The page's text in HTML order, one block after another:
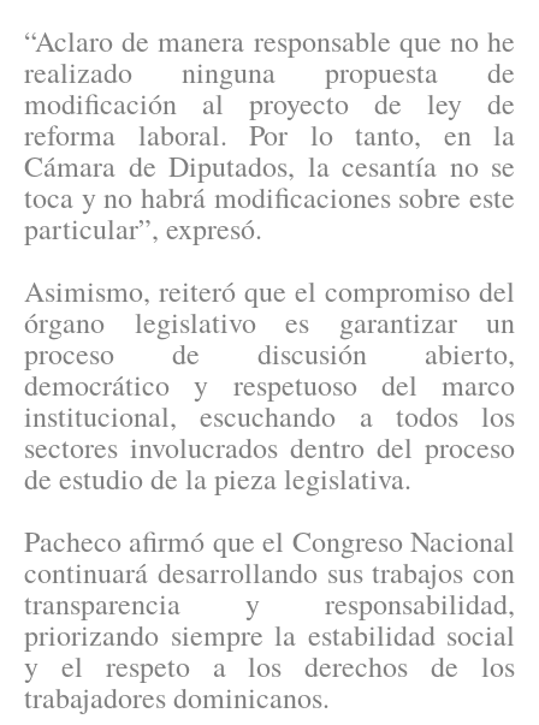
“Aclaro de manera responsable que no he
realizado ninguna propuesta de
modificación al proyecto de ley de
reforma laboral. Por lo tanto, en la
Cámara de Diputados, la cesantía no se
toca y no habrá modificaciones sobre este
particular”, expresó.
Asimismo, reiteró que el compromiso del
órgano legislativo es garantizar un
proceso de discusión abierto,
democrático y respetuoso del marco
institucional, escuchando a todos los
sectores involucrados dentro del proceso
de estudio de la pieza legislativa.
Pacheco afirmó que el Congreso Nacional
continuará desarrollando sus trabajos con
transparencia y responsabilidad,
priorizando siempre la estabilidad social
y el respeto a los derechos de los
trabajadores dominicanos.